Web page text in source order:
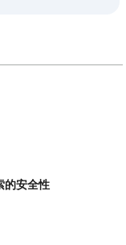
的安全性